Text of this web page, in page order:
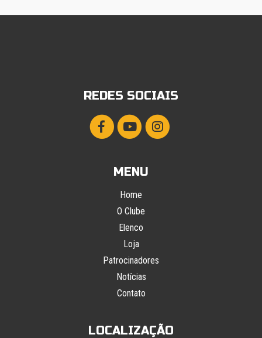
REDES SOCIAIS
MENU
Home
O Clube
Elenco
Loja
Patrocinadores
Notícias
Contato
LOCALIZAÇÃO